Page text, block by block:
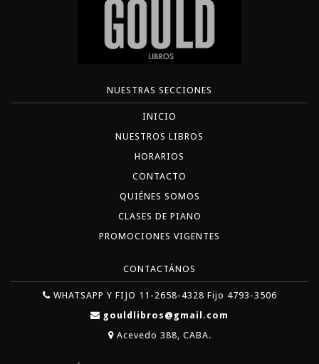
NUESTRAS SECCIONES
INICIO
NUESTROS LIBROS
HORARIOS
CONTACTO
QUIÉNES SOMOS
CLASES DE PIANO
PROMOCIONES VIGENTES
CONTACTÁNOS
WHATSAPP Y FIJO 11-2658-4328 Fijo 4793-3506
gouldlibros@gmail.com
Acevedo 388, CABA.